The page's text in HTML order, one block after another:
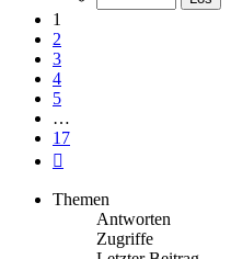
1
2
3
4
5
…
17
Themen
Antworten
Zugriffe